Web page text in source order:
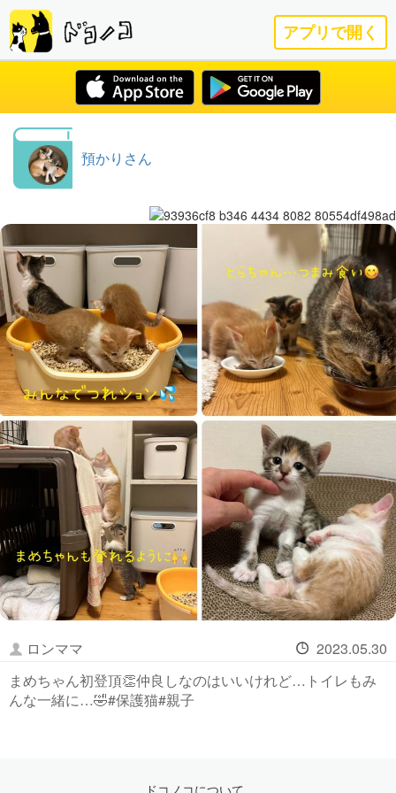
アプリで開く
預かりさん
ロンママ
2023.05.30
まめちゃん初登頂👏仲良しなのはいいけれど…トイレもみ
んな一緒に…🤣#保護猫#親子